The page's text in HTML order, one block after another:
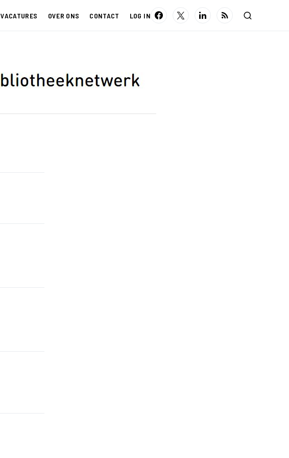
VACATURES OVER ONS CONTACT LOG IN